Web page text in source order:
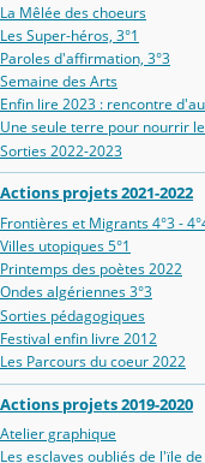
La Mêlée des choeurs
Les Super-héros, 3°1
Paroles d'affirmation, 3°3
Semaine des Arts
Enfin lire 2023 : rencontre
Une seule terre pour nourrir
Sorties 2022-2023
Actions projets 2021-2022
Frontières et Migrants 4°3 -
Villes utopiques 5°1
Printemps des poètes 2022
Ondes algériennes 3°3
Sorties pédagogiques
Festival enfin livre 2012
Les Parcours du coeur 2022
Actions projets 2019-2020
Atelier graphique
Les esclaves oubliés de l'ïle